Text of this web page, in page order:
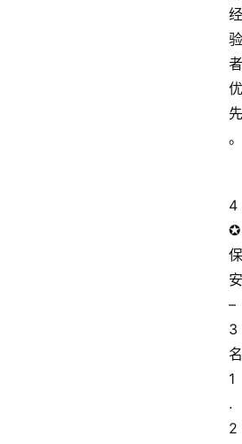
经
验
者
优
先
。
4
✪
保
安
–
3
名
1
.
2